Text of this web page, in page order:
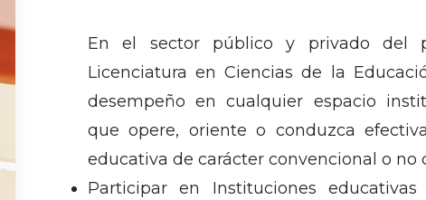
En el sector público y privado del
Licenciatura en Ciencias de la
desempeño en cualquier espacio
que opere, oriente o conduzca
educativa de carácter convencional o no
Participar en Instituciones